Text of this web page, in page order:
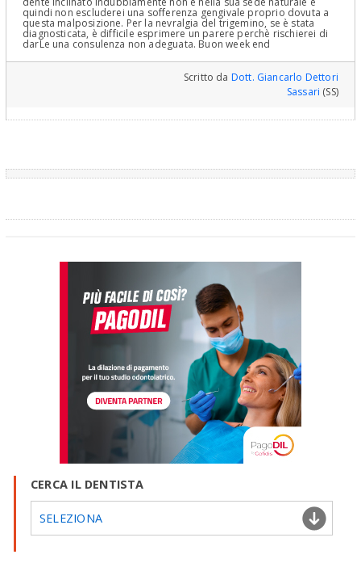
quindi non escluderei una sofferenza gengivale proprio dovuta a
questa malposizione. Per la nevralgia del trigemino, se è stata
diagnosticata, è difficile esprimere un parere perchè rischierei di
darLe una consulenza non adeguata. Buon week end
Scritto da Dott. Giancarlo Dettori
Sassari (SS)
CERCA IL DENTISTA
SELEZIONA